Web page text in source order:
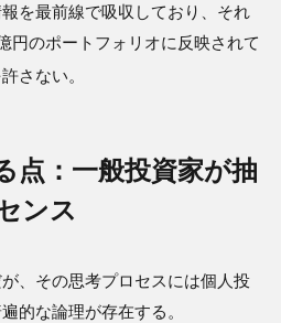
を最前線で吸収しており、それ
円のポートフォリオに反映されて
さない。
点：一般投資家が抽
ンス
、その思考プロセスには個人投
的な論理が存在する。